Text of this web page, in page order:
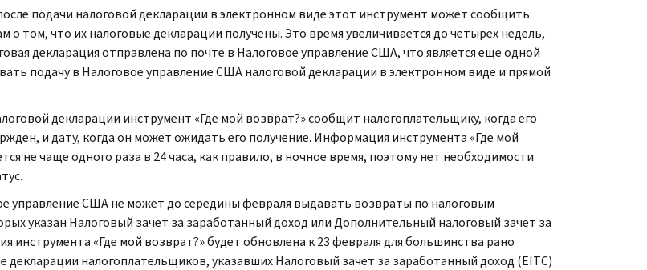
подачи налоговой декларации в электронном виде этот инструмент может сообщить
о том, что их налоговые декларации получены. Это время увеличивается до четырех недель,
декларация отправлена по почте в Налоговое управление США, что является еще одной
подачу в Налоговое управление США налоговой декларации в электронном виде и прямой
декларации инструмент «Где мой возврат?» сообщит налогоплательщику, когда его
и дату, когда он может ожидать его получение. Информация инструмента «Где мой
не чаще одного раза в 24 часа, как правило, в ночное время, поэтому нет необходимости
управление США не может до середины февраля выдавать возвраты по налоговым
указан Налоговый зачет за заработанный доход или Дополнительный налоговый зачет за
инструмента «Где мой возврат?» будет обновлена к 23 февраля для большинства рано
декларации налогоплательщиков, указавших Налоговый зачет за заработанный доход (EITC)